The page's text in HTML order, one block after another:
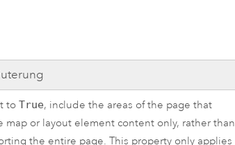
toTrue, include the areas of the page that
map or layout element content only, rather than
the entire page. This property only applies